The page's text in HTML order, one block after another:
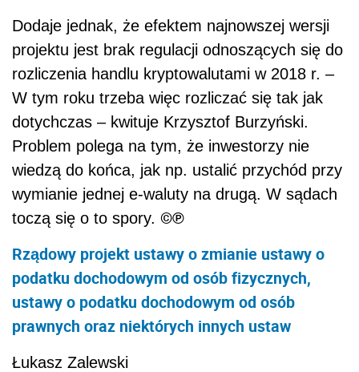
Dodaje jednak, że efektem najnowszej wersji
projektu jest brak regulacji odnoszących się do
rozliczenia handlu kryptowalutami w 2018 r. –
W tym roku trzeba więc rozliczać się tak jak
dotychczas – kwituje Krzysztof Burzyński.
Problem polega na tym, że inwestorzy nie
wiedzą do końca, jak np. ustalić przychód przy
wymianie jednej e-waluty na drugą. W sądach
toczą się o to spory. ©℗
Rządowy projekt ustawy o zmianie ustawy o
podatku dochodowym od osób fizycznych,
ustawy o podatku dochodowym od osób
prawnych oraz niektórych innych ustaw
Łukasz Zalewski